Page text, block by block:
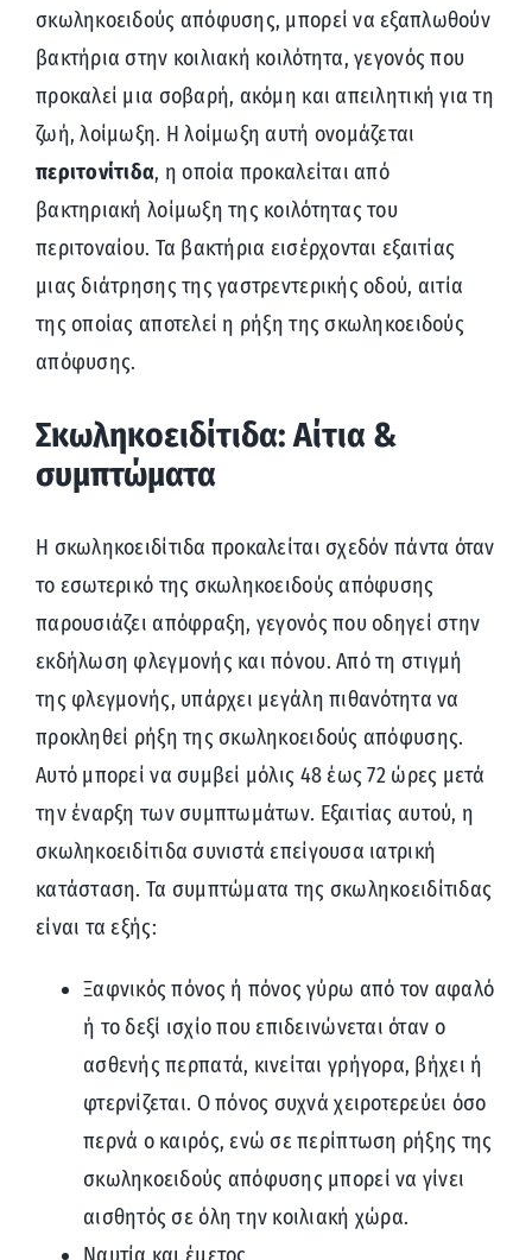
σκωληκοειδούς απόφυσης, μπορεί να εξαπλωθούν
βακτήρια στην κοιλιακή κοιλότητα, γεγονός που
προκαλεί μια σοβαρή, ακόμη και απειλητική για τη
ζωή, λοίμωξη. Η λοίμωξη αυτή ονομάζεται
περιτονίτιδα, η οποία προκαλείται από
βακτηριακή λοίμωξη της κοιλότητας του
περιτοναίου. Τα βακτήρια εισέρχονται εξαιτίας
μιας διάτρησης της γαστρεντερικής οδού, αιτία
της οποίας αποτελεί η ρήξη της σκωληκοειδούς
απόφυσης.
Σκωληκοειδίτιδα: Αίτια &
συμπτώματα
Η σκωληκοειδίτιδα προκαλείται σχεδόν πάντα όταν
το εσωτερικό της σκωληκοειδούς απόφυσης
παρουσιάζει απόφραξη, γεγονός που οδηγεί στην
εκδήλωση φλεγμονής και πόνου. Από τη στιγμή
της φλεγμονής, υπάρχει μεγάλη πιθανότητα να
προκληθεί ρήξη της σκωληκοειδούς απόφυσης.
Αυτό μπορεί να συμβεί μόλις 48 έως 72 ώρες μετά
την έναρξη των συμπτωμάτων. Εξαιτίας αυτού, η
σκωληκοειδίτιδα συνιστά επείγουσα ιατρική
κατάσταση. Τα συμπτώματα της σκωληκοειδίτιδας
είναι τα εξής:
Ξαφνικός πόνος ή πόνος γύρω από τον αφαλό
ή το δεξί ισχίο που επιδεινώνεται όταν ο
ασθενής περπατά, κινείται γρήγορα, βήχει ή
φτερνίζεται. Ο πόνος συχνά χειροτερεύει όσο
περνά ο καιρός, ενώ σε περίπτωση ρήξης της
σκωληκοειδούς απόφυσης μπορεί να γίνει
αισθητός σε όλη την κοιλιακή χώρα.